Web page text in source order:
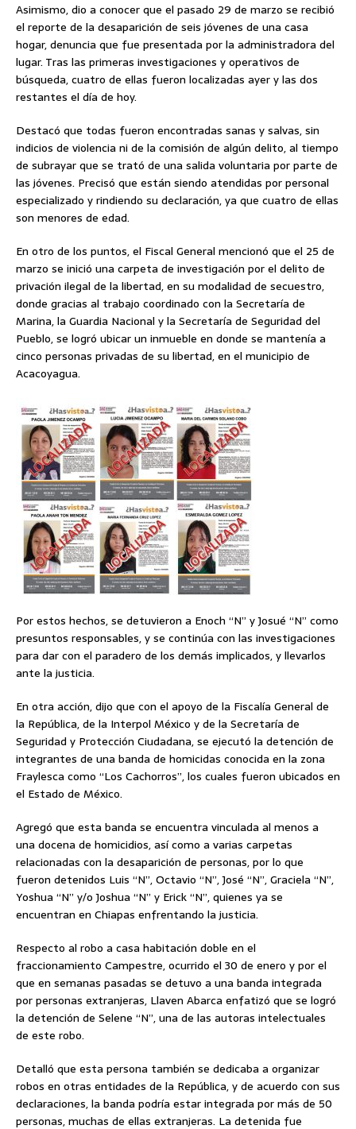
Asimismo, dio a conocer que el pasado 29 de marzo se recibió
el reporte de la desaparición de seis jóvenes de una casa
hogar, denuncia que fue presentada por la administradora del
lugar. Tras las primeras investigaciones y operativos de
búsqueda, cuatro de ellas fueron localizadas ayer y las dos
restantes el día de hoy.
Destacó que todas fueron encontradas sanas y salvas, sin
indicios de violencia ni de la comisión de algún delito, al tiempo
de subrayar que se trató de una salida voluntaria por parte de
las jóvenes. Precisó que están siendo atendidas por personal
especializado y rindiendo su declaración, ya que cuatro de ellas
son menores de edad.
En otro de los puntos, el Fiscal General mencionó que el 25 de
marzo se inició una carpeta de investigación por el delito de
privación ilegal de la libertad, en su modalidad de secuestro,
donde gracias al trabajo coordinado con la Secretaría de
Marina, la Guardia Nacional y la Secretaría de Seguridad del
Pueblo, se logró ubicar un inmueble en donde se mantenía a
cinco personas privadas de su libertad, en el municipio de
Acacoyagua.
Por estos hechos, se detuvieron a Enoch “N” y Josué “N” como
presuntos responsables, y se continúa con las investigaciones
para dar con el paradero de los demás implicados, y llevarlos
ante la justicia.
En otra acción, dijo que con el apoyo de la Fiscalía General de
la República, de la Interpol México y de la Secretaría de
Seguridad y Protección Ciudadana, se ejecutó la detención de
integrantes de una banda de homicidas conocida en la zona
Fraylesca como “Los Cachorros”, los cuales fueron ubicados en
el Estado de México.
Agregó que esta banda se encuentra vinculada al menos a
una docena de homicidios, así como a varias carpetas
relacionadas con la desaparición de personas, por lo que
fueron detenidos Luis “N”, Octavio “N”, José “N”, Graciela “N”,
Yoshua “N” y/o Joshua “N” y Erick “N”, quienes ya se
encuentran en Chiapas enfrentando la justicia.
Respecto al robo a casa habitación doble en el
fraccionamiento Campestre, ocurrido el 30 de enero y por el
que en semanas pasadas se detuvo a una banda integrada
por personas extranjeras, Llaven Abarca enfatizó que se logró
la detención de Selene “N”, una de las autoras intelectuales
de este robo.
Detalló que esta persona también se dedicaba a organizar
robos en otras entidades de la República, y de acuerdo con sus
declaraciones, la banda podría estar integrada por más de 50
personas, muchas de ellas extranjeras. La detenida fue